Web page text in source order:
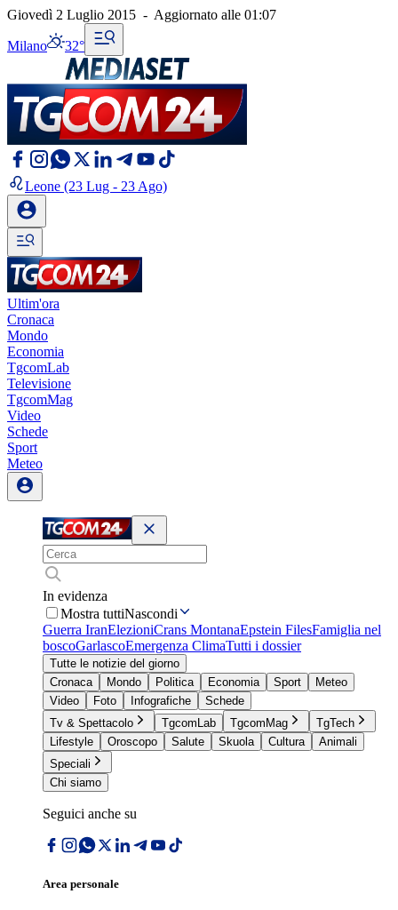
Giovedì 2 Luglio 2015 - Aggiornato alle 01:07
Milano 32°
Leone (23 Lug - 23 Ago)
Ultim'ora
Cronaca
Mondo
Economia
TgcomLab
Televisione
TgcomMag
Video
Schede
Sport
Meteo
In evidenza
Mostra tuttiNascondi
Guerra IranElezioniCrans MontanaEpstein FilesFamiglia nel
boscoGarlascoEmergenza ClimaTutti i dossier
Tutte le notizie del giorno
Cronaca
Mondo Politica Economia Sport
Meteo
Video
Foto Infografiche
Schede
Tv & Spettacolo
TgcomLab TgcomMag
TgTech
Lifestyle
Oroscopo Salute Skuola Cultura
Animali
Speciali
Chi siamo
Seguici anche su
Area personale